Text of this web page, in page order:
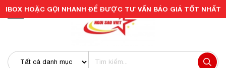
IBOX HOẶC GỌI NHANH ĐỂ ĐƯỢC TƯ VẤN BÁO GIÁ TỐT NHẤT